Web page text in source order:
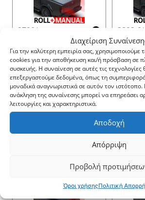
Διαχείριση
Για την καλύτερη εμπειρία σας, χρησιμοποιούμε
cookies για την αποθήκευση και/ή πρόσβαση σε
συσκευής. Η συναίνεση σε αυτές τις τεχνολογίες
επεξεργαστούμε δεδομένα, όπως τη
μοναδικά αναγνωριστικά σε αυτόν τον
ανάκληση της συναίνεσης μπορεί να επηρεάσει
λειτουργίες και χαρακτηριστικά.
Αποδοχή
Απόρριψη
Προβολή
Όροι χρήσηςΠολιτική
2790$ 3893.6$
3149.6$ 2008.8$
3484.4$